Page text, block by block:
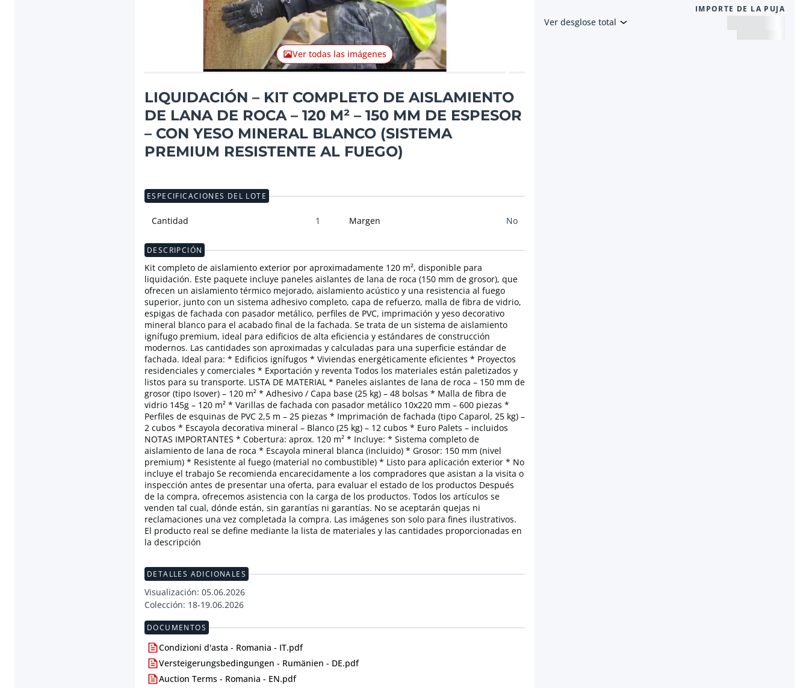
Ver todas las imágenes
LIQUIDACIÓN – KIT COMPLETO DE AISLAMIENTO
DE LANA DE ROCA – 120 M² – 150 MM DE ESPESOR
– CON YESO MINERAL BLANCO (SISTEMA
PREMIUM RESISTENTE AL FUEGO)
IMPORTE DE LA PUJA
Ver desglose total
ESPECIFICACIONES DEL LOTE
Cantidad 1 Margen No
DESCRIPCIÓN
Kit completo de aislamiento exterior por aproximadamente 120 m², disponible para
liquidación. Este paquete incluye paneles aislantes de lana de roca (150 mm de grosor), que
ofrecen un aislamiento térmico mejorado, aislamiento acústico y una resistencia al fuego
superior, junto con un sistema adhesivo completo, capa de refuerzo, malla de fibra de vidrio,
espigas de fachada con pasador metálico, perfiles de PVC, imprimación y yeso decorativo
mineral blanco para el acabado final de la fachada. Se trata de un sistema de aislamiento
ignífugo premium, ideal para edificios de alta eficiencia y estándares de construcción
modernos. Las cantidades son aproximadas y calculadas para una superficie estándar de
fachada. Ideal para: * Edificios ignífugos * Viviendas energéticamente eficientes * Proyectos
residenciales y comerciales * Exportación y reventa Todos los materiales están paletizados y
listos para su transporte. LISTA DE MATERIAL * Paneles aislantes de lana de roca – 150 mm de
grosor (tipo Isover) – 120 m² * Adhesivo / Capa base (25 kg) – 48 bolsas * Malla de fibra de
vidrio 145g – 120 m² * Varillas de fachada con pasador metálico 10x220 mm – 600 piezas *
Perfiles de esquinas de PVC 2,5 m – 25 piezas * Imprimación de fachada (tipo Caparol, 25 kg) –
2 cubos * Escayola decorativa mineral – Blanco (25 kg) – 12 cubos * Euro Palets – incluidos
NOTAS IMPORTANTES * Cobertura: aprox. 120 m² * Incluye: * Sistema completo de
aislamiento de lana de roca * Escayola mineral blanca (incluido) * Grosor: 150 mm (nivel
premium) * Resistente al fuego (material no combustible) * Listo para aplicación exterior * No
incluye el trabajo Se recomienda encarecidamente a los compradores que asistan a la visita o
inspección antes de presentar una oferta, para evaluar el estado de los productos Después
de la compra, ofrecemos asistencia con la carga de los productos. Todos los artículos se
venden tal cual, dónde están, sin garantías ni garantías. No se aceptarán quejas ni
reclamaciones una vez completada la compra. Las imágenes son solo para fines ilustrativos.
El producto real se define mediante la lista de materiales y las cantidades proporcionadas en
la descripción
DETALLES ADICIONALES
Visualización: 05.06.2026
Colección: 18-19.06.2026
DOCUMENTOS
Condizioni d'asta - Romania - IT.pdf
Versteigerungsbedingungen - Rumänien - DE.pdf
Auction Terms - Romania - EN.pdf